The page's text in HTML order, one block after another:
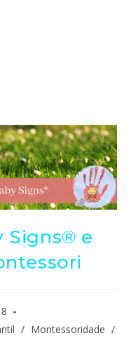
Signs® e
/ Montessoridade /